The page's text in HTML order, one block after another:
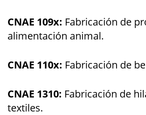
CNAE 109x: Fabricación de
alimentación animal.
CNAE 110x: Fabricación de
CNAE 1310: Fabricación de
textiles.